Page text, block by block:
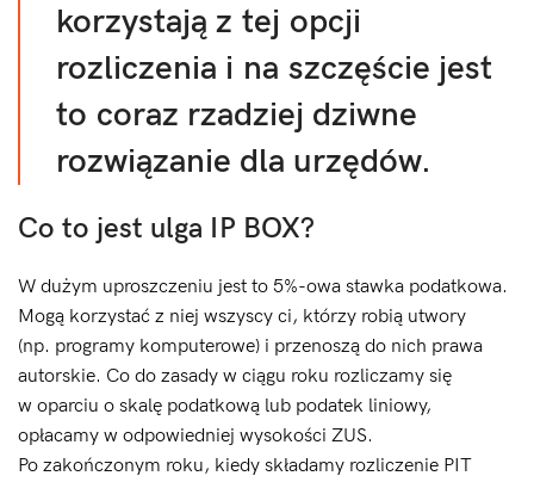
korzystają z tej opcji
rozliczenia i na szczęście jest
to coraz rzadziej dziwne
rozwiązanie dla urzędów.
Co to jest ulga IP BOX?
W dużym uproszczeniu jest to 5%-owa stawka podatkowa.
Mogą korzystać z niej wszyscy ci, którzy robią utwory
(np. programy komputerowe) i przenoszą do nich prawa
autorskie. Co do zasady w ciągu roku rozliczamy się
w oparciu o skalę podatkową lub podatek liniowy,
opłacamy w odpowiedniej wysokości ZUS.
Po zakończonym roku, kiedy składamy rozliczenie PIT